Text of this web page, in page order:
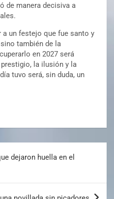
de manera decisiva a
un festejo que fue santo y
también de la
en 2027 será
la ilusión y la
tuvo será, sin duda, un
dejaron huella en el